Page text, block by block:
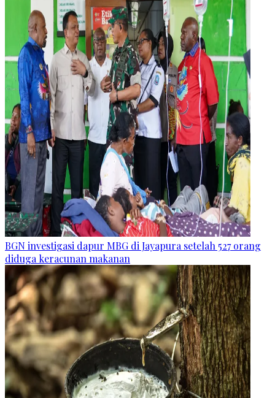
BGN investigasi dapur MBG di Jayapura setelah 527 orang
diduga keracunan makanan